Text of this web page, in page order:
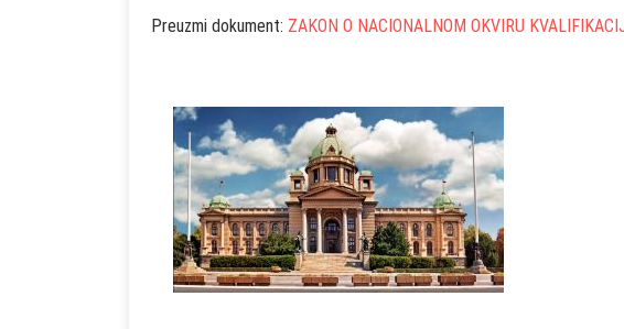
Preuzmi dokument: ZAKON O NACIONALNOM OKVIRU